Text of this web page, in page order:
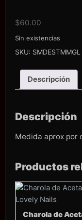
$60.00
Sin existencias
SKU: SMDESTMMGL
Descripción
Descripción
Medida aprox por
Productos
Charola de